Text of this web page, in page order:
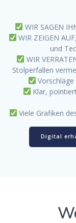
WIR SAGEN
WIR ZEIGEN
und
WIR
Stolperfallen
Klar,
Viele Grafiken
Digital